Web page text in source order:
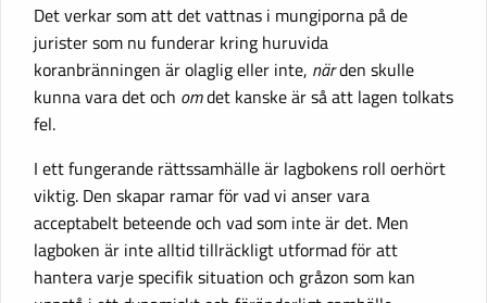
Det verkar som att det vattnas i mungiporna på de
jurister som nu funderar kring huruvida
koranbränningen är olaglig eller inte, närden skulle
kunna vara det och omdet kanske är så att lagen tolkats
fel.
I ett fungerande rättssamhälle är lagbokens roll oerhört
viktig. Den skapar ramar för vad vi anser vara
acceptabelt beteende och vad som inte är det. Men
lagboken är inte alltid tillräckligt utformad för att
hantera varje specifik situation och gråzon som kan